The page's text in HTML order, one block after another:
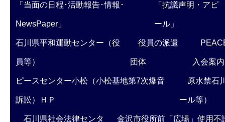
「当面の日程･活動報告･情報･
NewsPaper」
「抗議声明・アピ
ール」
石川県平和運動センター（役
員等）
役員の派遣
団体 入会案内
ピースセンター小松（小松基地第7次爆音
訴訟）ＨＰ
原水禁石
ール等）
石川県社会法律センタ 金沢市役所前「広場」使用不